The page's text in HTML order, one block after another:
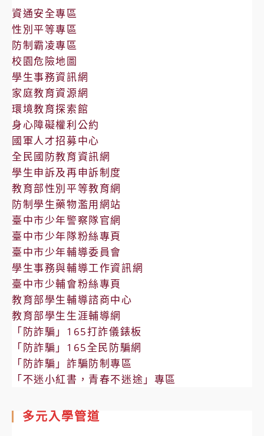
告
資通安全專區
性別平等專區
防制霸凌專區
校園危險地圖
學生事務資訊網
家庭教育資源網
環境教育探索館
身心障礙權利公約
國軍人才招募中心
全民國防教育資訊網
學生申訴及再申訴制度
教育部性別平等教育網
防制學生藥物濫用網站
臺中市少年警察隊官網
臺中市少年隊粉絲專頁
臺中市少年輔導委員會
學生事務與輔導工作資訊網
臺中市少輔會粉絲專頁
教育部學生輔導諮商中心
教育部學生生涯輔導網
「防詐騙」165打詐儀錶板
「防詐騙」165全民防騙網
「防詐騙」詐騙防制專區
「不迷小紅書，青春不迷途」專區
多元入學管道